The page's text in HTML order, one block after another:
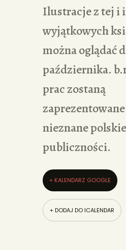
Ilustracje z tej i
wyjątkowych
można oglądać
października.
prac zostaną
nieznane
publiczności.
+ KALENDARZ GOOGLE
+ DODAJ DO ICALENDAR